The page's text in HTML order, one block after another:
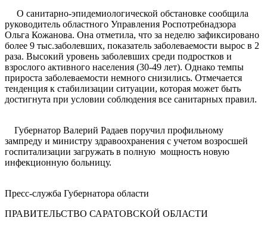
О санитарно-эпидемиологической обстановке сообщила
руководитель областного Управления Роспотребнадзора
Ольга Кожанова. Она отметила, что за неделю зафиксировано
более 9 тыс.заболевших, показатель заболеваемости вырос в 2
раза. Высокий уровень заболевших среди подростков и
взрослого активного населения (30-49 лет). Однако темпы
прироста заболеваемости немного снизились. Отмечается
тенденция к стабилизации ситуации, которая может быть
достигнута при условии соблюдения все санитарных правил.
Губернатор Валерий Радаев поручил профильному
зампреду и министру здравоохранения с учетом возросшей
госпитализации загружать в полную мощность новую
инфекционную больницу.
Пресс-служба Губернатора области
ПРАВИТЕЛЬСТВО САРАТОВСКОЙ ОБЛАСТИ